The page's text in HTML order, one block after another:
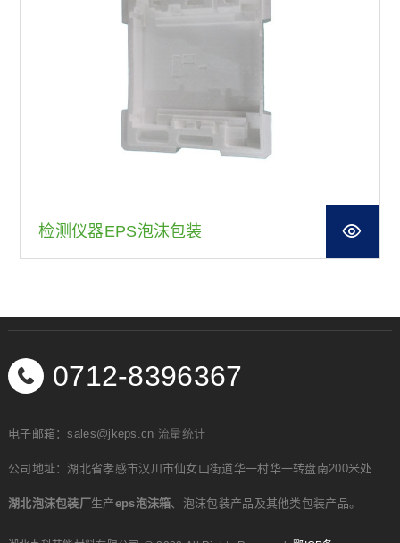
检测仪器EPS泡沫包装
0712-8396367
电子邮箱：sales@jkeps.cn 流量统计
公司地址：湖北省孝感市汉川市仙女山街道华一村华一转盘南200米处
湖北泡沫包装厂生产eps泡沫箱、泡沫包装产品及其他类包装产品。